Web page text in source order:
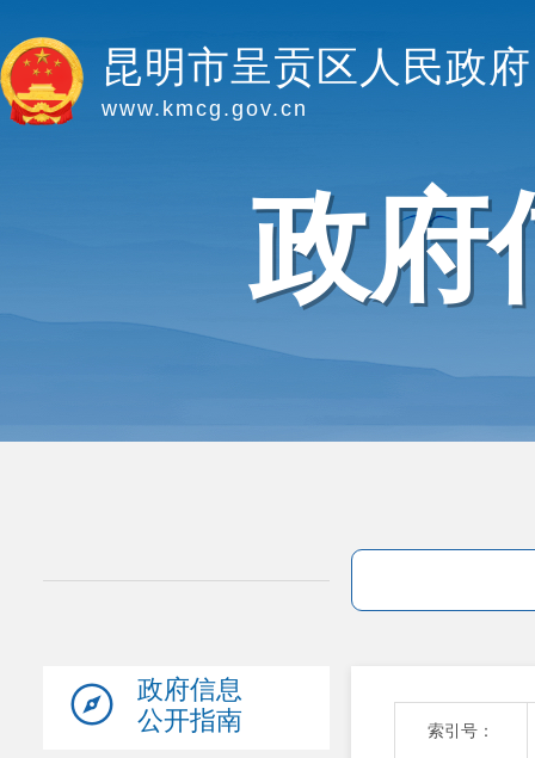
昆明市呈贡区人民政府
www.kmcg.gov.cn
政府
政府信息
公开指南
索引号：